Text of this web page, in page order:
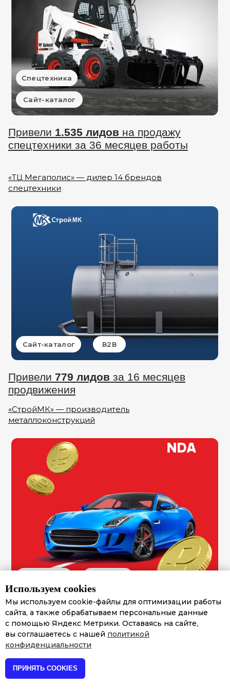
Привели 1.535 лидов на продажу
спецтехники за 36 месяцев работы
«ТЦ Мегаполис» — дилер 14 брендов
спецтехники
Сайт-каталог
Спецтехника
За 6 месяцев продвижения увеличили
позиции в ТОП-10 Яндекса с4до45
Привели 779 лидов за 16 месяцев
продвижения
«СтройМК» — производитель
металлоконструкций
Сайт-каталог В2В
Используем cookies
Мы используем cookie-файлы для оптимизации работы
сайта, а также обрабатываем персональные данные
с помощью Яндекс Метрики. Оставаясь на сайте,
вы соглашаетесь с нашей политикой
конфиденциальности
ПРИНЯТЬ COOKIES